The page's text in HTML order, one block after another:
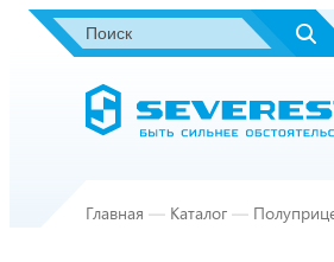
Главная — Каталог —